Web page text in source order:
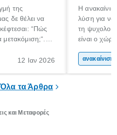
της
δε θέλει να
“Πώς
12 Ιαν 2026
Η
λύση για να
τη
είναι ο
Επομένως,
τα Άρθρα
και Μεταφορές